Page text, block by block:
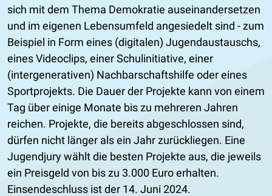
sich mit dem Thema Demokratie auseinandersetzen
und im eigenen Lebensumfeld angesiedelt sind - zum
Beispiel in Form eines (digitalen) Jugendaustauschs,
eines Videoclips, einer Schulinitiative, einer
(intergenerativen) Nachbarschaftshilfe oder eines
Sportprojekts. Die Dauer der Projekte kann von einem
Tag über einige Monate bis zu mehreren Jahren
reichen. Projekte, die bereits abgeschlossen sind,
dürfen nicht länger als ein Jahr zurückliegen. Eine
Jugendjury wählt die besten Projekte aus, die jeweils
ein Preisgeld von bis zu 3.000 Euro erhalten.
Einsendeschluss ist der 14. Juni 2024.